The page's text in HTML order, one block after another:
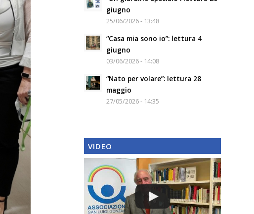
giugno
25/06/2026 - 13:48
“Casa mia sono io”: lettura 4
giugno
03/06/2026 - 14:08
“Nato per volare”: lettura 28
maggio
27/05/2026 - 14:35
VIDEO